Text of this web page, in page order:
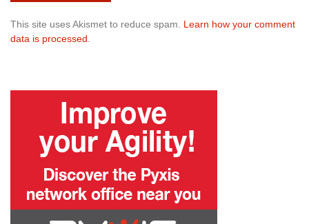
This site uses Akismet to reduce spam. Learn how your comment
data is processed.